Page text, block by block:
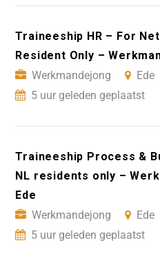
Traineeship HR – For
Resident Only –
Werkmandejong
Ede
5 uur geleden geplaatst
Traineeship Process &
NL residents only –
Ede
Werkmandejong
Ede
5 uur geleden geplaatst